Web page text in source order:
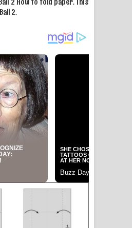
Song Lyrics - ආකාහේ
පද පෙළ
Song Lyrics - රාවය ගීතයේ
Denna Song Lyrics - සද්දෙට
Song Lyrics - කාලය ගීතයේ පද
2.